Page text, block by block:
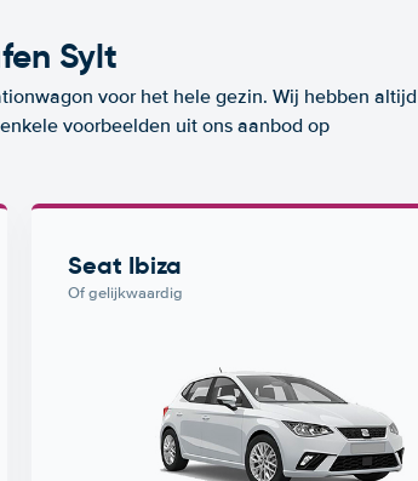
Sylt
voor het hele gezin. Wij hebben altijd
voorbeelden uit ons aanbod op
Seat Ibiza
Of gelijkwaardig